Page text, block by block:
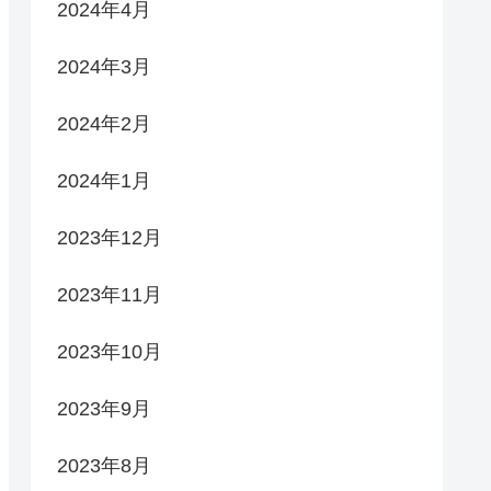
2024年4月
2024年3月
2024年2月
2024年1月
2023年12月
2023年11月
2023年10月
2023年9月
2023年8月